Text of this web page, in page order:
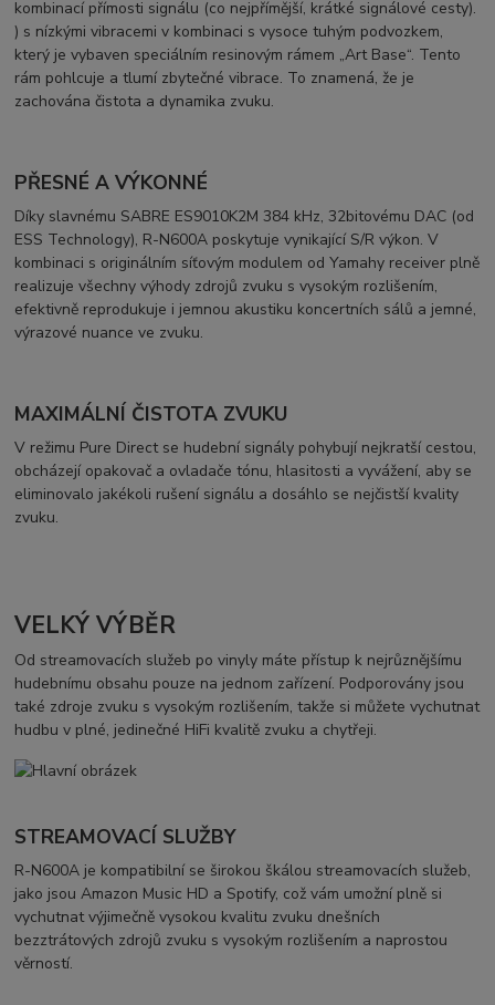
kombinací přímosti signálu (co nejpřímější, krátké signálové cesty).
) s nízkými vibracemi v kombinaci s vysoce tuhým podvozkem,
který je vybaven speciálním resinovým rámem „Art Base“. Tento
rám pohlcuje a tlumí zbytečné vibrace. To znamená, že je
zachována čistota a dynamika zvuku.
PŘESNÉ A VÝKONNÉ
Díky slavnému SABRE ES9010K2M 384 kHz, 32bitovému DAC (od
ESS Technology), R-N600A poskytuje vynikající S/R výkon. V
kombinaci s originálním síťovým modulem od Yamahy receiver plně
realizuje všechny výhody zdrojů zvuku s vysokým rozlišením,
efektivně reprodukuje i jemnou akustiku koncertních sálů a jemné,
výrazové nuance ve zvuku.
MAXIMÁLNÍ ČISTOTA ZVUKU
V režimu Pure Direct se hudební signály pohybují nejkratší cestou,
obcházejí opakovač a ovladače tónu, hlasitosti a vyvážení, aby se
eliminovalo jakékoli rušení signálu a dosáhlo se nejčistší kvality
zvuku.
VELKÝ VÝBĚR
Od streamovacích služeb po vinyly máte přístup k nejrůznějšímu
hudebnímu obsahu pouze na jednom zařízení. Podporovány jsou
také zdroje zvuku s vysokým rozlišením, takže si můžete vychutnat
hudbu v plné, jedinečné HiFi kvalitě zvuku a chytřeji.
STREAMOVACÍ SLUŽBY
R-N600A je kompatibilní se širokou škálou streamovacích služeb,
jako jsou Amazon Music HD a Spotify, což vám umožní plně si
vychutnat výjimečně vysokou kvalitu zvuku dnešních
bezztrátových zdrojů zvuku s vysokým rozlišením a naprostou
věrností.